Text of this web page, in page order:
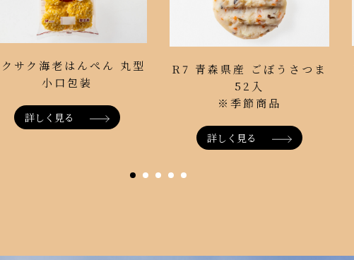
サク海老はんぺん 丸型
小口包装
詳しく見る
R7 青森県産 ごぼうさつま
52入
※季節商品
詳しく見る